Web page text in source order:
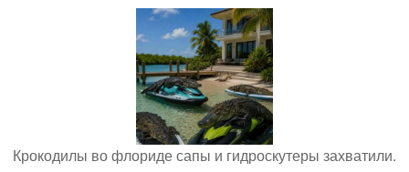
Крокодилы во флориде сапы и гидроскутеры захватили.